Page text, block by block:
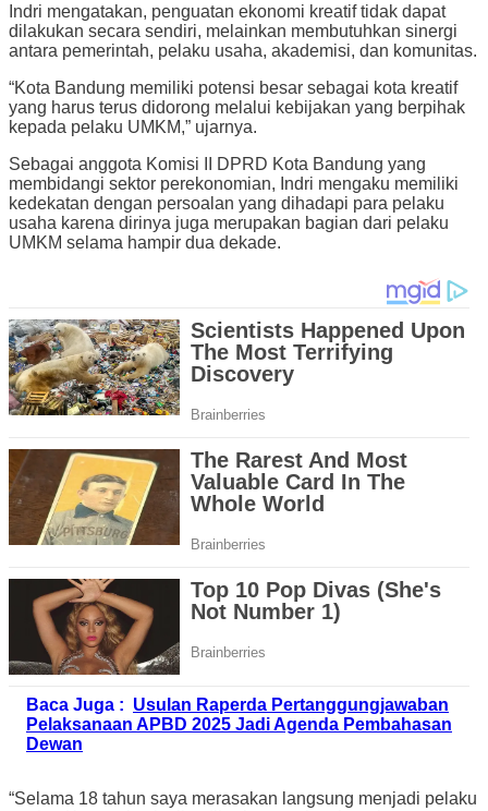
Indri mengatakan, penguatan ekonomi kreatif tidak dapat
dilakukan secara sendiri, melainkan membutuhkan sinergi
antara pemerintah, pelaku usaha, akademisi, dan komunitas.
“Kota Bandung memiliki potensi besar sebagai kota kreatif
yang harus terus didorong melalui kebijakan yang berpihak
kepada pelaku UMKM,” ujarnya.
Sebagai anggota Komisi II DPRD Kota Bandung yang
membidangi sektor perekonomian, Indri mengaku memiliki
kedekatan dengan persoalan yang dihadapi para pelaku
usaha karena dirinya juga merupakan bagian dari pelaku
UMKM selama hampir dua dekade.
Baca Juga : Usulan Raperda Pertanggungjawaban
Pelaksanaan APBD 2025 Jadi Agenda Pembahasan
Dewan
“Selama 18 tahun saya merasakan langsung menjadi pelaku